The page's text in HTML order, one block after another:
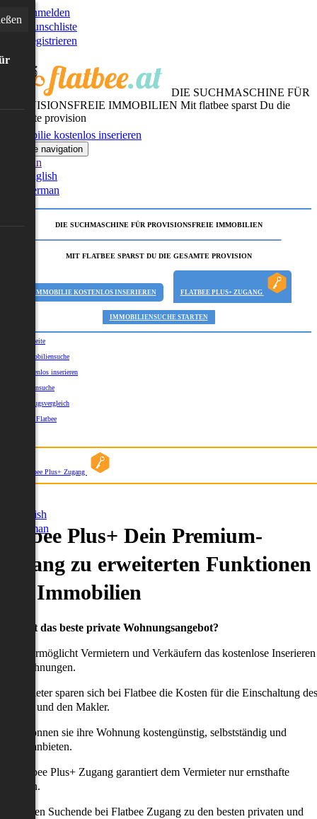
Anmelden
Wunschliste
Registrieren
DIE SUCHMASCHINE FÜR
PROVISIONSFREIE IMMOBILIEN Mit flatbee sparst Du die
gesamte provision
Immobilie kostenlos inserieren
Toggle navigation
German
English
German
DIE SUCHMASCHINE FÜR PROVISIONSFREIE IMMOBILIEN
MIT FLATBEE SPARST DU DIE GESAMTE PROVISION
IMMOBILIE KOSTENLOS INSERIEREN FLATBEE PLUS+ ZUGANG
IMMOBILIENSUCHE STARTEN
Startseite
Immobiliensuche
Kostenlos inserieren
Kartensuche
Umzugsvergleich
Über Flatbee
Flatbee Plus+ Zugang
English
German
Plus+ Dein Premium-
zu erweiterten Funktionen
Immobilien
willst das beste private Wohnungsangebot?
ermöglicht Vermietern und Verkäufern das kostenlose Inserieren
Wohnungen.
Anbieter sparen sich bei Flatbee die Kosten für die Einschaltung des
und den Makler.
können sie ihre Wohnung kostengünstig, selbstständig und
anbieten.
Flatbee Plus+ Zugang garantiert dem Vermieter nur ernsthafte
erhalten Suchende bei Flatbee Zugang zu den besten privaten und